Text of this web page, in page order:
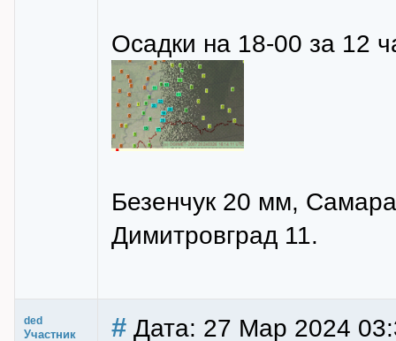
Осадки на 18-00 за 12
Безенчук 20 мм,
Димитровград 11.
ded
Участник
# Дата: 27 Мар 2024